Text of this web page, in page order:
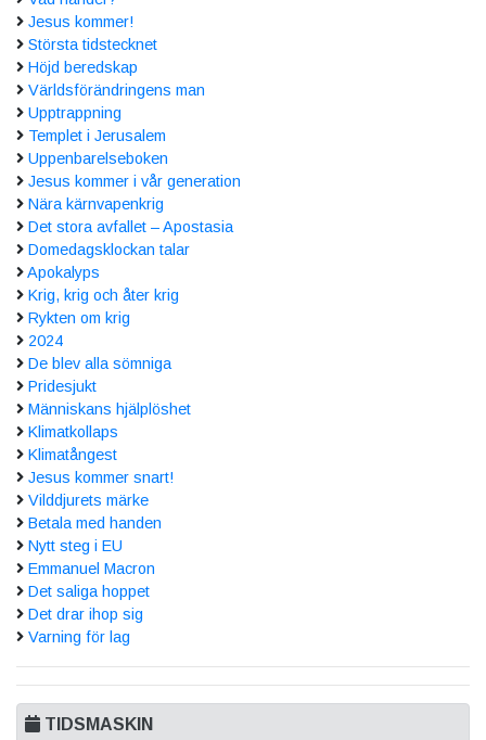
Jesus kommer!
Största tidstecknet
Höjd beredskap
Världsförändringens man
Upptrappning
Templet i Jerusalem
Uppenbarelseboken
Jesus kommer i vår generation
Nära kärnvapenkrig
Det stora avfallet – Apostasia
Domedagsklockan talar
Apokalyps
Krig, krig och åter krig
Rykten om krig
2024
De blev alla sömniga
Pridesjukt
Människans hjälplöshet
Klimatkollaps
Klimatångest
Jesus kommer snart!
Vilddjurets märke
Betala med handen
Nytt steg i EU
Emmanuel Macron
Det saliga hoppet
Det drar ihop sig
Varning för lag
TIDSMASKIN